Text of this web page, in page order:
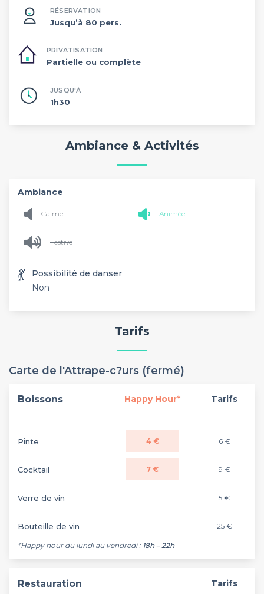
RÉSERVATION
Jusqu’à 80 pers.
PRIVATISATION
Partielle ou complète
JUSQU'À
1h30
Ambiance & Activités
Ambiance
Calme Animée
Festive
💃
Possibilité de danser
Non
Tarifs
Carte de l'Attrape-c?urs (fermé)
Boissons Happy Hour* Tarifs
Pinte 4 € 6 €
Cocktail 7 € 9 €
Verre de vin 5 €
Bouteille de vin 25 €
*Happy hour du lundi au vendredi : 18h – 22h
Restauration Tarifs